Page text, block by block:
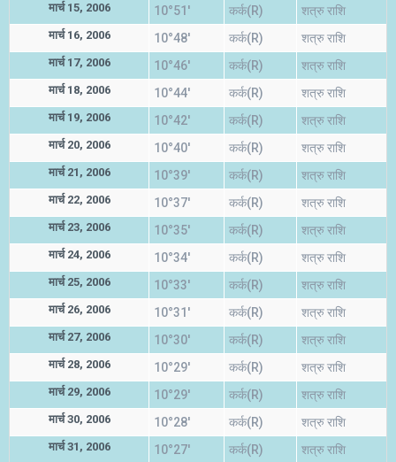
मार्च 15, 2006 10°51' कर्क(R) शत्रु राशि
मार्च 16, 2006 10°48' कर्क(R) शत्रु राशि
मार्च 17, 2006 10°46' कर्क(R) शत्रु राशि
मार्च 18, 2006 10°44' कर्क(R) शत्रु राशि
मार्च 19, 2006 10°42' कर्क(R) शत्रु राशि
मार्च 20, 2006 10°40' कर्क(R) शत्रु राशि
मार्च 21, 2006 10°39' कर्क(R) शत्रु राशि
मार्च 22, 2006 10°37' कर्क(R) शत्रु राशि
मार्च 23, 2006 10°35' कर्क(R) शत्रु राशि
मार्च 24, 2006 10°34' कर्क(R) शत्रु राशि
मार्च 25, 2006 10°33' कर्क(R) शत्रु राशि
मार्च 26, 2006 10°31' कर्क(R) शत्रु राशि
मार्च 27, 2006 10°30' कर्क(R) शत्रु राशि
मार्च 28, 2006 10°29' कर्क(R) शत्रु राशि
मार्च 29, 2006 10°29' कर्क(R) शत्रु राशि
मार्च 30, 2006 10°28' कर्क(R) शत्रु राशि
मार्च 31, 2006 10°27' कर्क(R) शत्रु राशि